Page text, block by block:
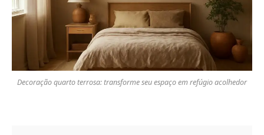
Decoração quarto terrosa: transforme seu espaço em refúgio acolhedor